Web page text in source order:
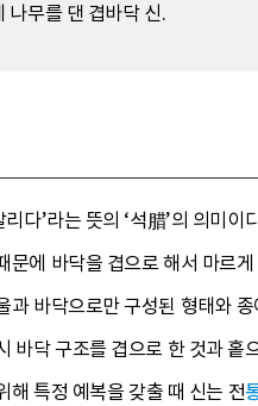
나무를 댄 겹바닥 신.
리다’라는 뜻의 ‘석腊’의 의
문에 바닥을 겹으로 해서 마
과 바닥으로만 구성된 형태와
바닥 구조를 겹으로 한 것과 홑
해 특정 예복을 갖출 때 신는 전